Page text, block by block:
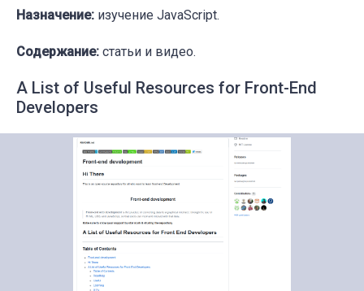
Назначение: изучение JavaScript.
Содержание: статьи и видео.
A List of Useful Resources for Front-End
Developers